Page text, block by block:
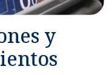
y